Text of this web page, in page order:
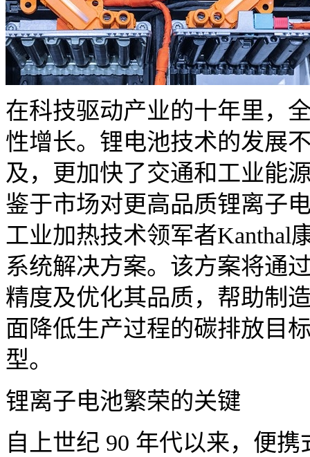
在科技驱动产业的十年里，
性增长。锂电池技术的发展
及，更加快了交通和工业能
鉴于市场对更高品质锂离子
工业加热技术领军者Kanthal
系统解决方案。该方案将通
精度及优化其品质，帮助制
面降低生产过程的碳排放目
型。
锂离子电池繁荣的关键
自上世纪 90 年代以来，便